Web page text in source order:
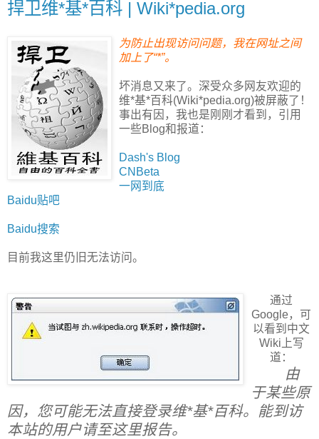
捍卫维*基*百科 | Wiki*pedia.org
为防止出现访问问题，我在网址之间
加上了“*”。
坏消息又来了。深受众多网友欢迎的
维*基*百科(Wiki*pedia.org)被屏蔽了！
事出有因，我也是刚刚才看到，引用
一些Blog和报道：
Dash's Blog
CNBeta
一网到底
Baidu贴吧
Baidu搜索
目前我这里仍旧无法访问。
通过
Google，可
以看到中文
Wiki上写
道：
由
于某些原
因，您可能无法直接登录维*基*百科。能到访
本站的用户请至这里报告。